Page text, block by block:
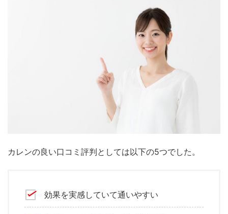
カレンの良い口コミ評判としては以下の5つでした。
効果を実感していて通いやすい